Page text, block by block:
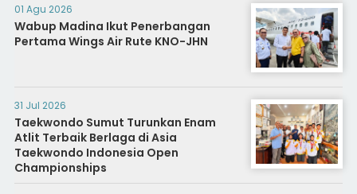
01 Agu 2026
Wabup Madina Ikut Penerbangan
Pertama Wings Air Rute KNO-JHN
31 Jul 2026
Taekwondo Sumut Turunkan Enam
Atlit Terbaik Berlaga di Asia
Taekwondo Indonesia Open
Championships